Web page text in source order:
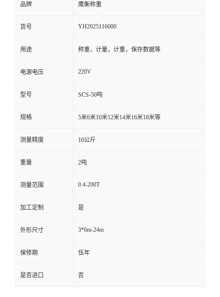
品牌 鹰衡称重
货号 YH2025116000
用途 称重，计量，计重，保存数据等
电源电压 220V
型号 SCS-50吨
规格 5米6米10米12米14米16米18米等
测量精度 10公斤
重量 2吨
测量范围 0.4-200T
加工定制 是
外形尺寸 3*6m-24m
保修期 伍年
是否进口 否